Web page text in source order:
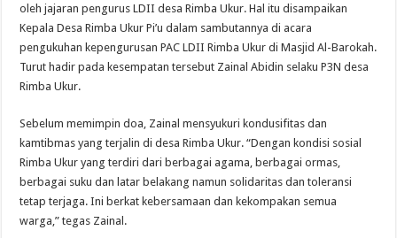
oleh jajaran pengurus LDII desa Rimba Ukur. Hal itu disampaikan
Kepala Desa Rimba Ukur Pi’u dalam sambutannya di acara
pengukuhan kepengurusan PAC LDII Rimba Ukur di Masjid Al-Barokah.
Turut hadir pada kesempatan tersebut Zainal Abidin selaku P3N desa
Rimba Ukur.
Sebelum memimpin doa, Zainal mensyukuri kondusifitas dan
kamtibmas yang terjalin di desa Rimba Ukur. “Dengan kondisi sosial
Rimba Ukur yang terdiri dari berbagai agama, berbagai ormas,
berbagai suku dan latar belakang namun solidaritas dan toleransi
tetap terjaga. Ini berkat kebersamaan dan kekompakan semua
warga,” tegas Zainal.